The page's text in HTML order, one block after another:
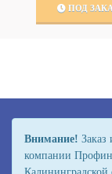
ПОД
Внимание! Заказ
компании